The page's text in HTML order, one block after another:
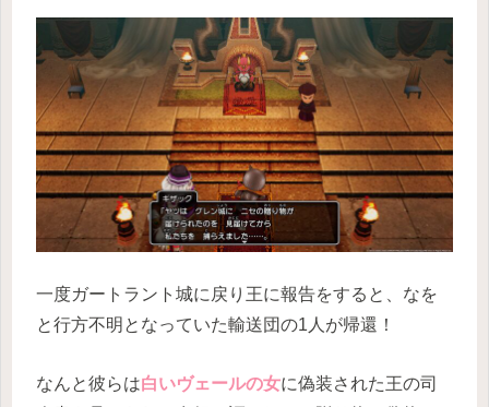
一度ガートラント城に戻り王に報告をすると、なを
と行方不明となっていた輸送団の1人が帰還！
なんと彼らは白いヴェールの女に偽装された王の司